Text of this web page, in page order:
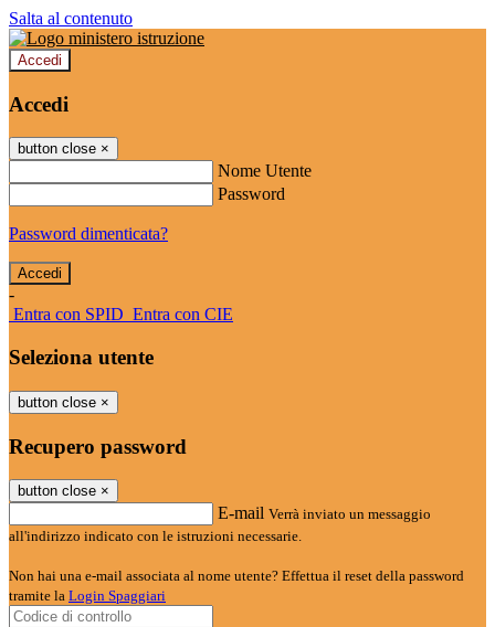
Salta al contenuto
Accedi
Accedi
button close ×
Nome Utente
Password
Password dimenticata?
-
Entra con SPID Entra con CIE
Seleziona utente
button close ×
Recupero password
button close ×
E-mail Verrà inviato un messaggio
all'indirizzo indicato con le istruzioni necessarie.
Non hai una e-mail associata al nome utente? Effettua il reset della password
tramite la Login Spaggiari